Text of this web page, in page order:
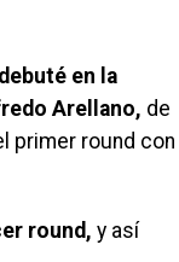
en la
Arellano, de
primer round con
round, y así